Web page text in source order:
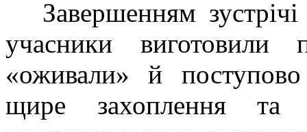
Завершенням зустрічі
учасники виготовили
«оживали» й
щире захоплення та